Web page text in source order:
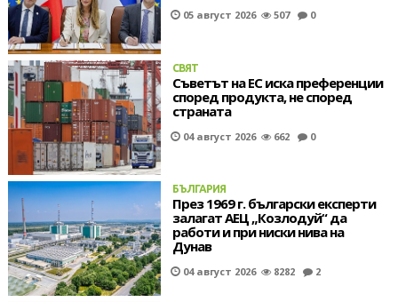
05 август 2026 507 0
СВЯТ
Съветът на ЕС иска преференции
според продукта, не според
страната
04 август 2026 662 0
БЪЛГАРИЯ
През 1969 г. български експерти
залагат АЕЦ „Козлодуй“ да
работи и при ниски нива на
Дунав
04 август 2026 8282 2